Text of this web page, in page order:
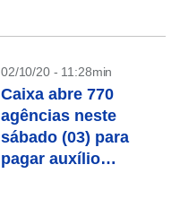
02/10/20 - 11:28min
Caixa abre 770
agências neste
sábado (03) para
pagar auxílio